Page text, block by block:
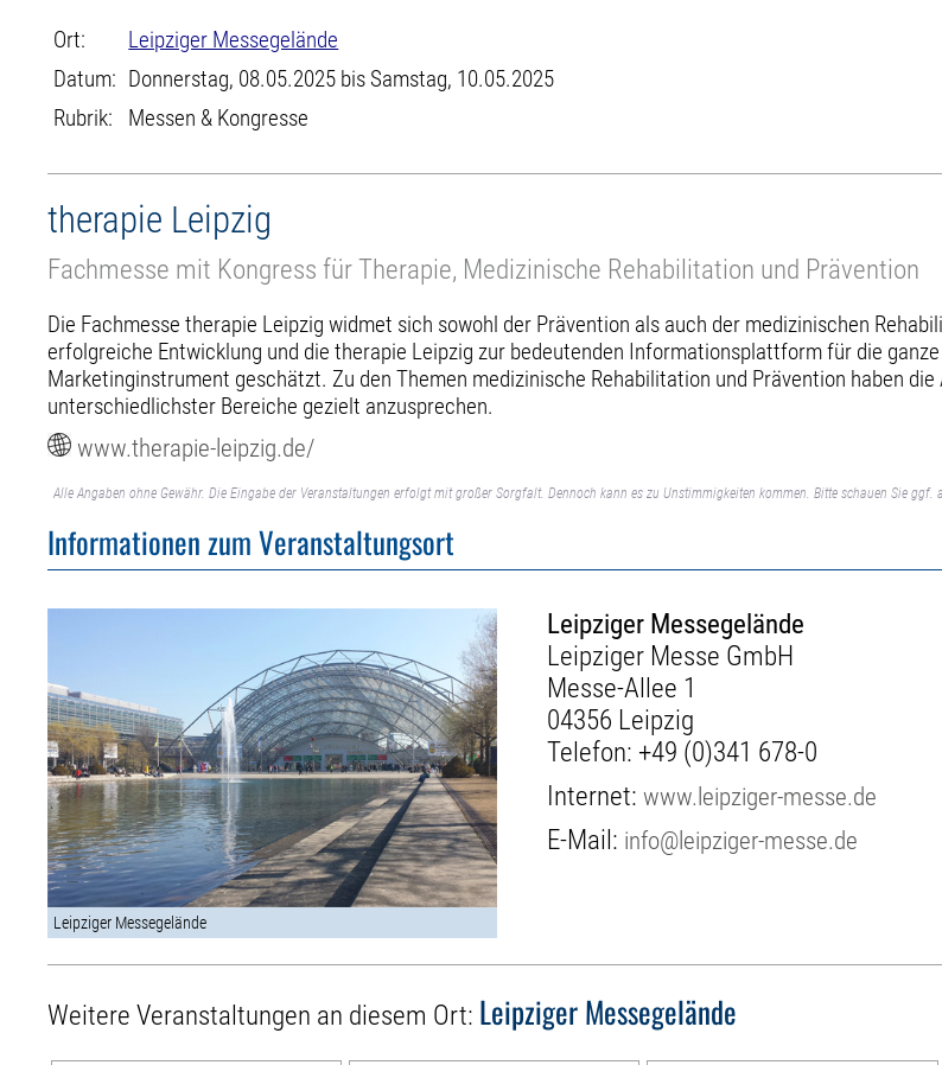
Ort:
Leipziger Messegelände
Datum: Donnerstag, 08.05.2025 bis Samstag, 10.05.2025
Rubrik:
Messen & Kongresse
therapie Leipzig
Fachmesse mit Kongress für Therapie, Medizinische Rehabilitation und Prävention
Die Fachmesse therapie Leipzig widmet sich sowohl der Prävention als auch der medizinischen
erfolgreiche Entwicklung und die therapie Leipzig zur bedeutenden Informationsplattform für die
Marketinginstrument geschätzt. Zu den Themen medizinische Rehabilitation und Prävention haben
unterschiedlichster Bereiche gezielt anzusprechen.
www.therapie-leipzig.de/
Alle Angaben ohne Gewähr. Die Eingabe der Veranstaltungen erfolgt mit großer Sorgfalt. Dennoch kann es zu Unstimmigkeiten kommen. Bitte schauen Sie ggf.
Informationen zum Veranstaltungsort
Leipziger Messegelände
Leipziger Messegelände
Leipziger Messe GmbH
Messe-Allee 1
04356 Leipzig
Telefon: +49 (0)341 678-0
Internet:www.leipziger-messe.de
E-Mail: info@leipziger-messe.de
Weitere Veranstaltungen an diesem Ort: Leipziger Messegelände